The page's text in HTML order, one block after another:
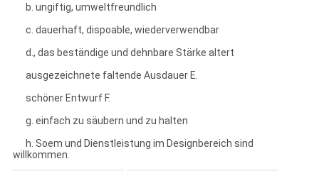
b. ungiftig, umweltfreundlich
c. dauerhaft, dispoable, wiederverwendbar
d., das beständige und dehnbare Stärke altert
ausgezeichnete faltende Ausdauer E.
schöner Entwurf F.
g. einfach zu säubern und zu halten
h. Soem und Dienstleistung im Designbereich sind
willkommen.